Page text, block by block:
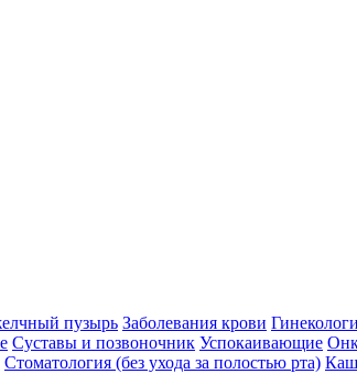
пузырь Заболевания крови
Суставы и позвоночник Успокаивающие
Стоматология (без ухода за полостью рта)